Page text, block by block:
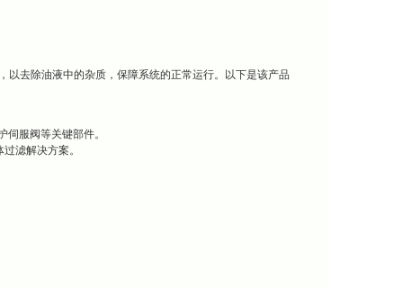
以去除油液中的杂质，保障系统的正常运行。以下是该产品
伺服阀等关键部件。
滤解决方案。